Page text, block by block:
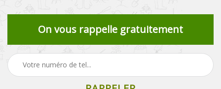
On vous rappelle gratuitement